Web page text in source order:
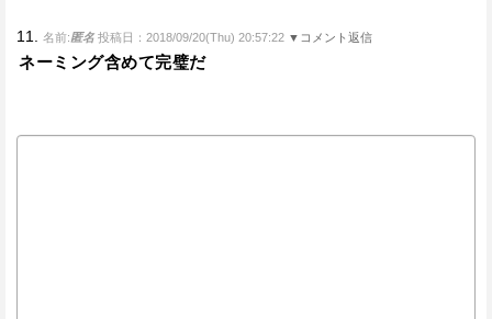
11. 名前:匿名 投稿日：2018/09/20(Thu) 20:57:22 ▼コメント返信
ネーミング含めて完璧だ